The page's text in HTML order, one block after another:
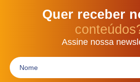
Quer receber
Assine nossa